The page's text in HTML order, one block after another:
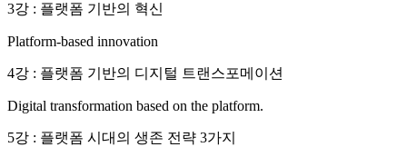
3강 : 플랫폼 기반의 혁신
Platform-based innovation
4강 : 플랫폼 기반의 디지털 트랜스포메이션
Digital transformation based on the platform.
5강 : 플랫폼 시대의 생존 전략 3가지